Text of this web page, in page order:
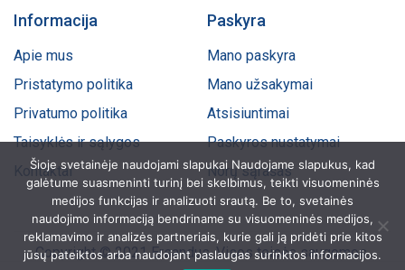
Informacija
Apie mus
Pristatymo politika
Privatumo politika
Taisyklės ir sąlygos
Kontaktai
Paskyra
Mano paskyra
Mano užsakymai
Atsisiuntimai
Paskyros nustatymai
Norų sąrašas
Copyright © 2021 Ersandus. Visos teisės saugomos.
Šioje svetainėje naudojami slapukai Naudojame slapukus, kad
galėtume suasmeninti turinį bei skelbimus, teikti visuomeninės
medijos funkcijas ir analizuoti srautą. Be to, svetainės
naudojimo informaciją bendriname su visuomeninės medijos,
reklamavimo ir analizės partneriais, kurie gali ją pridėti prie kitos
jūsų pateiktos arba naudojant paslaugas surinktos informacijos.